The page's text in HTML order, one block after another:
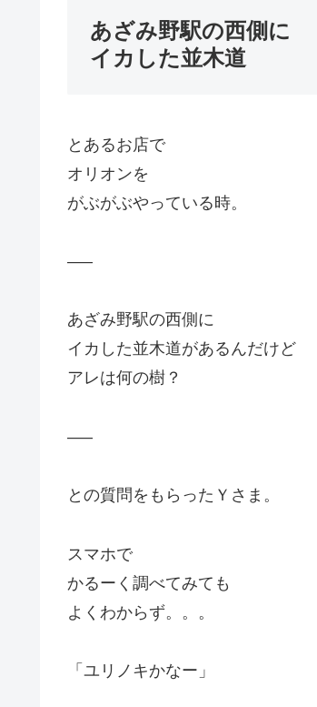
あざみ野駅の西側に
イカした並木道
とあるお店で
オリオンを
がぶがぶやっている時。
—–
あざみ野駅の西側に
イカした並木道があるんだけど
アレは何の樹？
—–
との質問をもらったＹさま。
スマホで
かるーく調べてみても
よくわからず。。。
「ユリノキかなー」